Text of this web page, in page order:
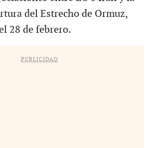
del Estrecho de Ormuz,
28 de febrero.
PUBLICIDAD